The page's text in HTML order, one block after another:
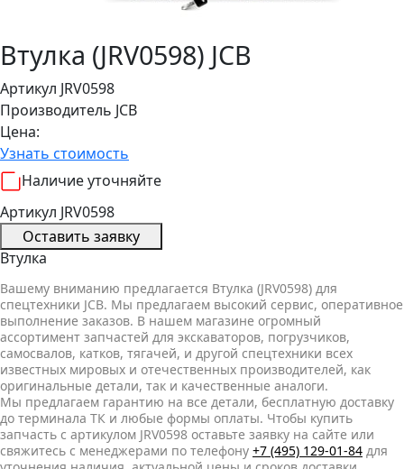
Втулка (JRV0598) JCB
Артикул JRV0598
Производитель JCB
Цена:
Узнать стоимость
Наличие уточняйте
Артикул JRV0598
Оставить заявку
Втулка
Вашему вниманию предлагается Втулка (JRV0598) для
спецтехники JCB. Мы предлагаем высокий сервис, оперативное
выполнение заказов. В нашем магазине огромный
ассортимент запчастей для экскаваторов, погрузчиков,
самосвалов, катков, тягачей, и другой спецтехники всех
известных мировых и отечественных производителей, как
оригинальные детали, так и качественные аналоги.
Мы предлагаем гарантию на все детали, бесплатную доставку
до терминала ТК и любые формы оплаты. Чтобы купить
запчасть с артикулом JRV0598 оставьте заявку на сайте или
свяжитесь с менеджерами по телефону +7 (495) 129-01-84 для